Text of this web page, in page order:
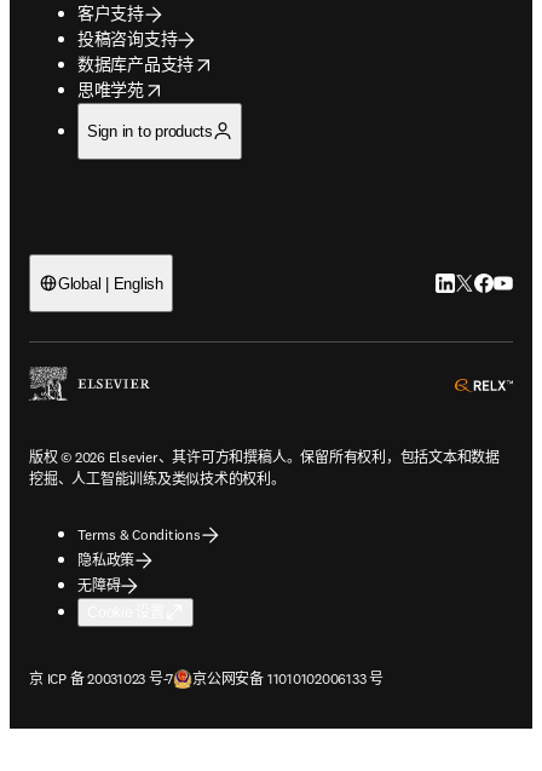
客户支持
投稿咨询支持
数据库产品支持
opens in new tab/window
思唯学苑
opens in new tab/window
Sign in to products
Global | English LinkedIn 在
Twitter 在
版权 © 2026 Elsevier、其许可方和撰稿人。保留所有权利，包括文本和数据
挖掘、人工智能训练及类似技术的权利。
Terms & Conditions
隐私政策
无障碍
京 ICP 备 20031023 号-7
在新的选项卡/窗口中打开京公网安备 11010102006133 号
在新的选项卡/窗口中打开